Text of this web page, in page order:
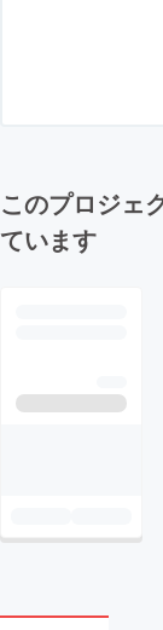
このプロジェ
ています